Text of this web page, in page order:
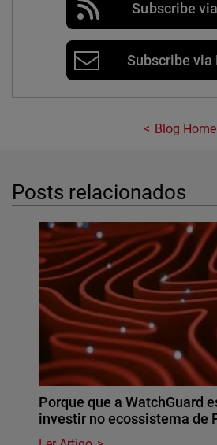
Subscribe
Subscribe via
Blog Home
Posts relacionados
Porque que a WatchGuard
investir no ecossistema de